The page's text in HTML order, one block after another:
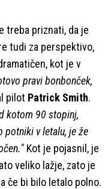
treba priznati, da je
tudi za perspektivo,
kot je v
pravi bonbonček,
pilot Patrick Smith.
kotom 90 stopinj,
potniki v letalu, je že
Kot je pojasnil, je
veliko lažje, zato je
če bi bilo letalo polno.